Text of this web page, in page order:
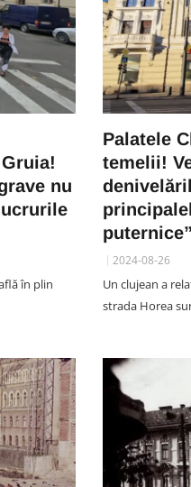
nu
în plin
Palatele
temelii!
puternice”
2024-08-26
Un clujean a
strada Horea